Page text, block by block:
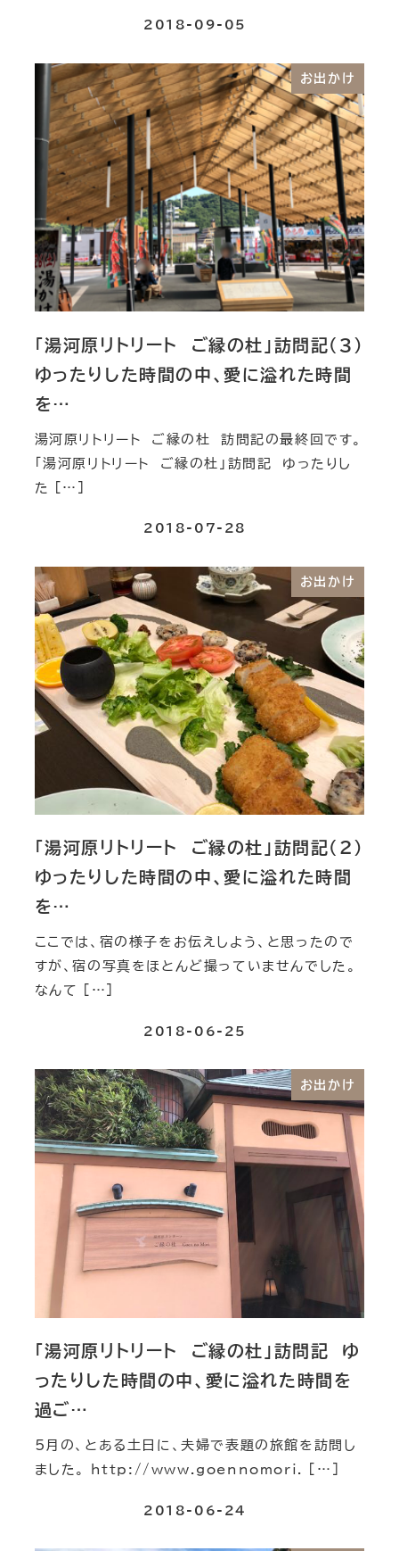
2018-09-05
お出かけ
「湯河原リトリート ご縁の杜」訪問記（３）
ゆったりした時間の中、愛に溢れた時間
を…
湯河原リトリート ご縁の杜 訪問記の最終回です。
「湯河原リトリート ご縁の杜」訪問記 ゆったりし
た […]
2018-07-28
お出かけ
「湯河原リトリート ご縁の杜」訪問記（２）
ゆったりした時間の中、愛に溢れた時間
を…
ここでは、宿の様子をお伝えしよう、と思ったので
すが、宿の写真をほとんど撮っていませんでした。
なんて […]
2018-06-25
お出かけ
「湯河原リトリート ご縁の杜」訪問記 ゆ
ったりした時間の中、愛に溢れた時間を
過ご…
5月の、とある土日に、夫婦で表題の旅館を訪問し
ました。 http://www.goennomori. […]
2018-06-24